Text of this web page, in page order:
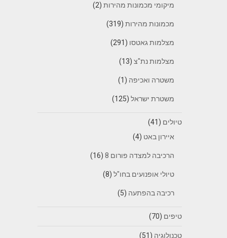
מיקומי מכמונות מהירות(2)
מכמונות מהירות(319)
מצלמות גאטסו (291)
מצלמות נת"צ(13)
משטרה ואכיפה (1)
משטרת ישראל(125)
טיולים (41)
איירון באט (4)
הרכיבה למצדה פורום 8 (16)
טיולי אופנועים בחו"ל(8)
רכיבה בהפתעה (5)
טיפים (70)
טכנולוגיה (51)